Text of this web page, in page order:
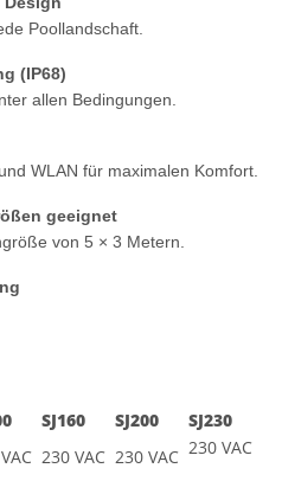
Poollandschaft.
(IP68)
allen Bedingungen.
WLAN für maximalen Komfort.
geeignet
von 5 × 3 Metern.
SJ160 SJ200
SJ230
230 VAC 230 VAC 230 VAC